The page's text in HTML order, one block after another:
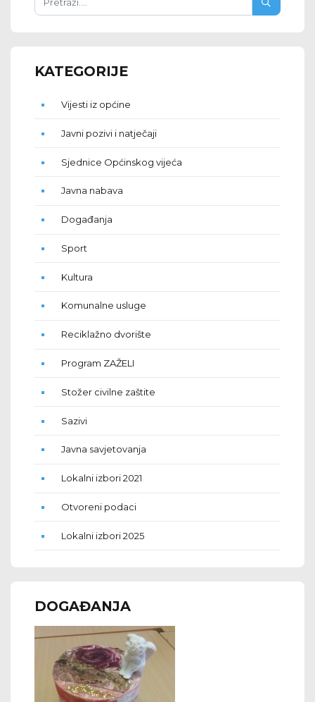
KATEGORIJE
Vijesti iz općine
Javni pozivi i natječaji
Sjednice Općinskog vijeća
Javna nabava
Događanja
Sport
Kultura
Komunalne usluge
Reciklažno dvorište
Program ZAŽELI
Stožer civilne zaštite
Sazivi
Javna savjetovanja
Lokalni izbori 2021
Otvoreni podaci
Lokalni izbori 2025
DOGAĐANJA